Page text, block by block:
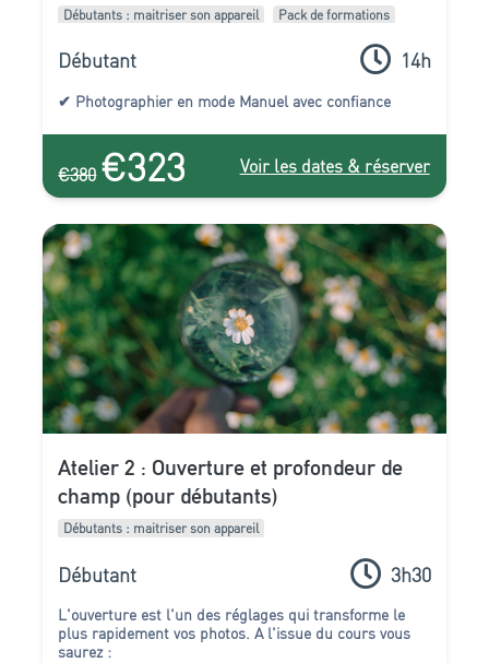
Débutants : maitriser son appareil Pack de formations
Débutant 14h
✔ Photographier en mode Manuel avec confiance
€380 €323 Voir les dates & réserver
Atelier 2 : Ouverture et profondeur de
champ (pour débutants)
Débutants : maitriser son appareil
Débutant 3h30
L'ouverture est l'un des réglages qui transforme le
plus rapidement vos photos. A l'issue du cours vous
saurez :